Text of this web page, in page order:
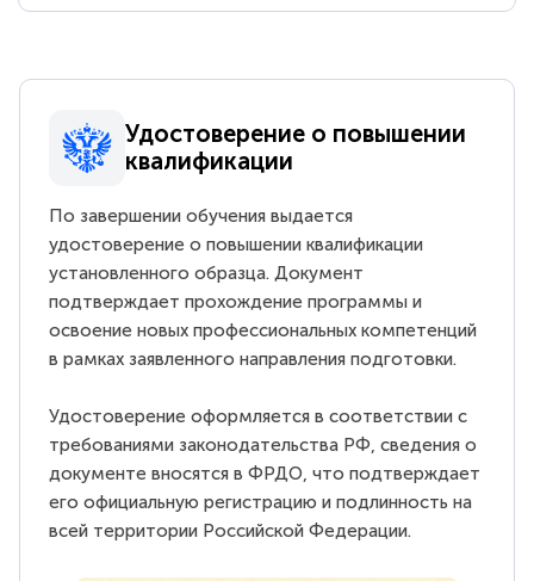
Удостоверение о повышении
квалификации
По завершении обучения выдается
удостоверение о повышении квалификации
установленного образца. Документ
подтверждает прохождение программы и
освоение новых профессиональных компетенций
в рамках заявленного направления подготовки.
Удостоверение оформляется в соответствии с
требованиями законодательства РФ, сведения о
документе вносятся в ФРДО, что подтверждает
его официальную регистрацию и подлинность на
всей территории Российской Федерации.